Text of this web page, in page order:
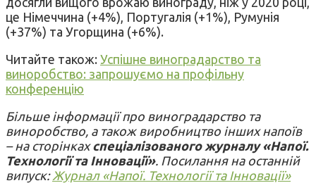
це Німеччина (+4%), Португалія (+1%), Румунія
(+37%) та Угорщина (+6%).
Читайте також: Успішне виноградарство та
виноробство: запрошуємо на профільну
конференцію
Більше інформації про виноградарство та
виноробство, а також виробництво інших напоїв
– на сторінкахспеціалізованого журналу «Напої.
Технології та Інновації». Посилання на останній
випуск: Журнал «Напої. Технології та Інновації»